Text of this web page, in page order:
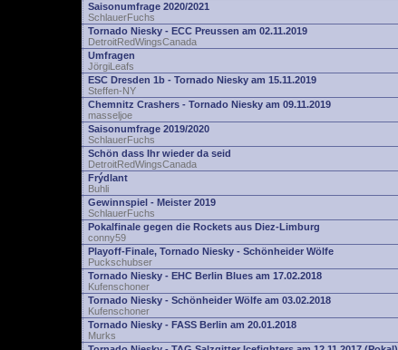
Saisonumfrage 2020/2021
SchlauerFuchs
Tornado Niesky - ECC Preussen am 02.11.2019
DetroitRedWingsCanada
Umfragen
JörgiLeafs
ESC Dresden 1b - Tornado Niesky am 15.11.2019
Steffen-NY
Chemnitz Crashers - Tornado Niesky am 09.11.2019
masseljoe
Saisonumfrage 2019/2020
SchlauerFuchs
Schön dass Ihr wieder da seid
DetroitRedWingsCanada
Frýdlant
Buhli
Gewinnspiel - Meister 2019
SchlauerFuchs
Pokalfinale gegen die Rockets aus Diez-Limburg
conny59
Playoff-Finale, Tornado Niesky - Schönheider Wölfe
Puckschubser
Tornado Niesky - EHC Berlin Blues am 17.02.2018
Kufenschoner
Tornado Niesky - Schönheider Wölfe am 03.02.2018
Kufenschoner
Tornado Niesky - FASS Berlin am 20.01.2018
Murks